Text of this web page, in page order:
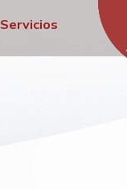
Servicios